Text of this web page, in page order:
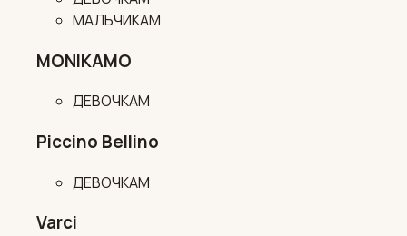
МАЛЬЧИКАМ
MONIKAMO
ДЕВОЧКАМ
Piccino Bellino
ДЕВОЧКАМ
Varci